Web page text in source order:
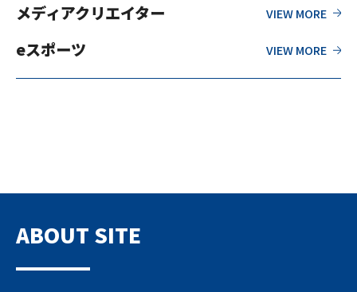
メディアクリエイター
eスポーツ
ABOUT SITE